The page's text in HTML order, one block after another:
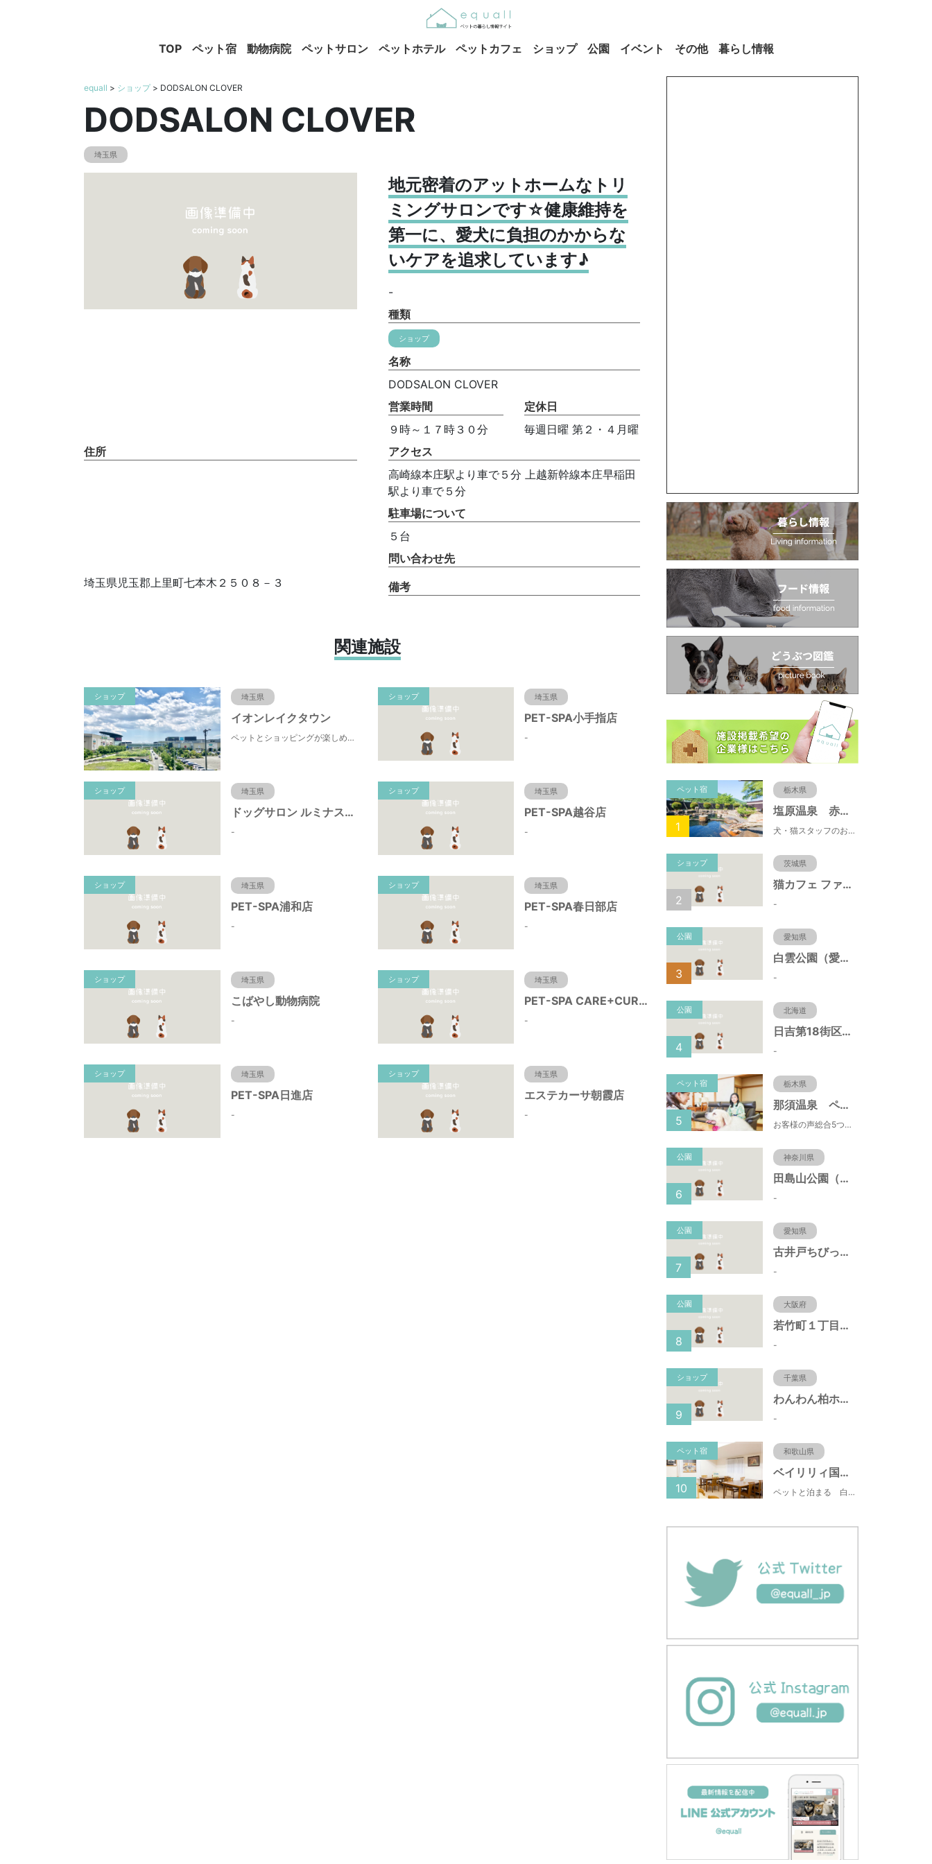
TOP ペット宿 動物病院 ペットサロン ペットホテル ペットカフェ ショップ 公園 イベント その他 暮らし情報
equall > ショップ> DODSALON CLOVER
DODSALON CLOVER
埼玉県
地元密着のアットホームなトリ
ミングサロンです☆健康維持を
第一に、愛犬に負担のかからな
いケアを追求しています♪
-
種類
ショップ
名称
DODSALON CLOVER
営業時間
９時～１７時３０分
定休日
毎週日曜 第２・４月曜
住所
埼玉県児玉郡上里町七本木２５０８－３
アクセス
高崎線本庄駅より車で５分 上越新幹線本庄早稲田
駅より車で５分
駐車場について
５台
問い合わせ先
備考
関連施設
ショップ 埼玉県
イオンレイクタウン
ペットとショッピングが楽しめます
ショップ 埼玉県
PET-SPA小手指店
-
ショップ 埼玉県
ドッグサロン ルミナス（川口市・蕨市・戸田・浦和・大宮）べドリントンテリア＆トイプードルの
-
ショップ 埼玉県
PET-SPA越谷店
-
ショップ 埼玉県
PET-SPA浦和店
-
ショップ 埼玉県
PET-SPA春日部店
-
ショップ 埼玉県
こばやし動物病院
-
ショップ 埼玉県
PET-SPA CARE+CURE所沢
-
ショップ 埼玉県
PET-SPA日進店
-
ショップ 埼玉県
エステカーサ朝霞店
-
ペット宿 栃木県
塩原温泉 赤沢温泉旅館
犬・猫スタッフのおもてニャしが魅力のひとつ♪大自然に囲まれた隠れ家的宿で癒やしの休日を。
1
ショップ 茨城県
猫カフェ ファミリーズ
-
2
公園 愛知県
白雲公園（愛知県名古屋市）
-
3
公園 北海道
日吉第18街区公園（北海道函館市）
-
4
ペット宿 栃木県
那須温泉 ペット＆スパホテル 那須ワン
お客様の声総合5つ星■1日限定４組貸切風呂■室内ドッグランあり♪
5
公園 神奈川県
田島山公園（神奈川県藤沢市）
-
6
公園 愛知県
古井戸ちびっ子広場（愛知県大府市）
-
7
公園 大阪府
若竹町１丁目第３公園（大阪府豊中市）
-
8
ショップ 千葉県
わんわん柏ホームビレッジ（老犬ホーム・老犬ホテル）
-
9
ペット宿 和歌山県
ベイリリィ国民宿舎しらゆり荘
ペットと泊まる 白浜温泉 ベイリリィ国民宿舎しらゆり荘
10